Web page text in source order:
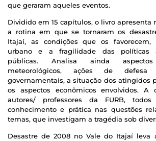
que geraram aqueles eventos.
Dividido em 15 capítulos, o livro apresenta
a rotina em que se tornaram os
Itajaí, as condições que os favorecem,
urbano e a fragilidade das políticas
públicas. Analisa ainda aspectos
meteorológicos, ações de defesa
governamentais, a situação dos atingidos
os aspectos econômicos envolvidos. A
autores/ professores da FURB,
conhecimento e prática nas questões
temas, que investigam a tragédia sob
Desastre de 2008 no Vale do Itajaí leva